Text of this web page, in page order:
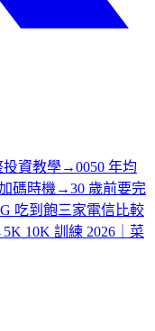
投資教學→0050 年均
碼時機 →30 歲前要完
吃到飽三家電信比較
5K 10K 訓練 2026｜菜